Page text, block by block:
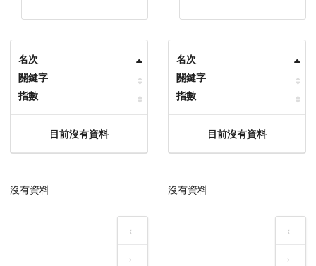
名次
關鍵字
指數
目前沒有資料
沒有資料
‹
›
名次
關鍵字
指數
目前沒有資料
沒有資料
‹
›